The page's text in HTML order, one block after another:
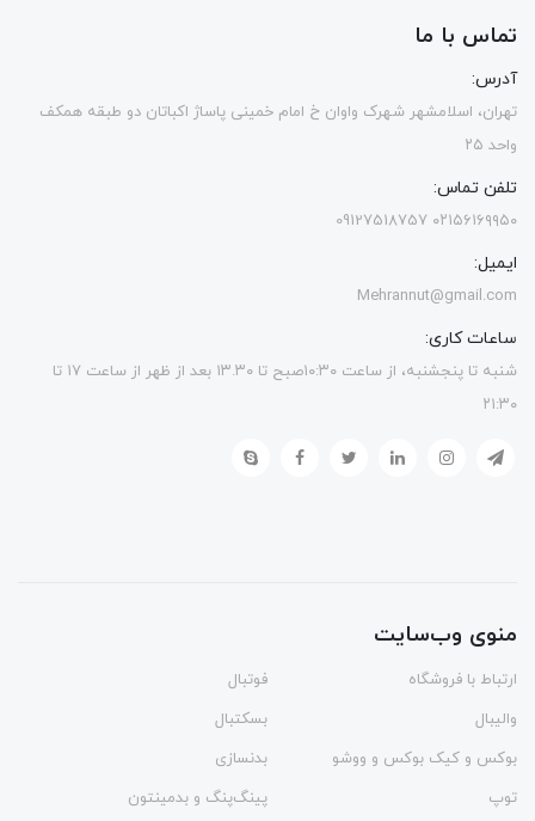
تماس با ما
آدرس:
تهران، اسلامشهر شهرک واوان خ امام خمینی پاساژ اکباتان دو طبقه همکف
واحد ۲۵
تلفن تماس:
۰۲۱۵۶۱۶۹۹۵۰ 09127518757
ایمیل:
Mehrannut@gmail.com
ساعات کاری:
شنبه تا پنجشنبه، از ساعت ۱۰:۳۰صبح تا ۱۳.۳۰ بعد از ظهر از ساعت ۱۷ تا
۲۱:۳۰
منوی وب‌سایت
ارتباط با فروشگاه
فوتبال
والیبال
بسکتبال
بوکس و کیک بوکس و ووشو
بدنسازی
توپ
پینگ‌پنگ و بدمينتون